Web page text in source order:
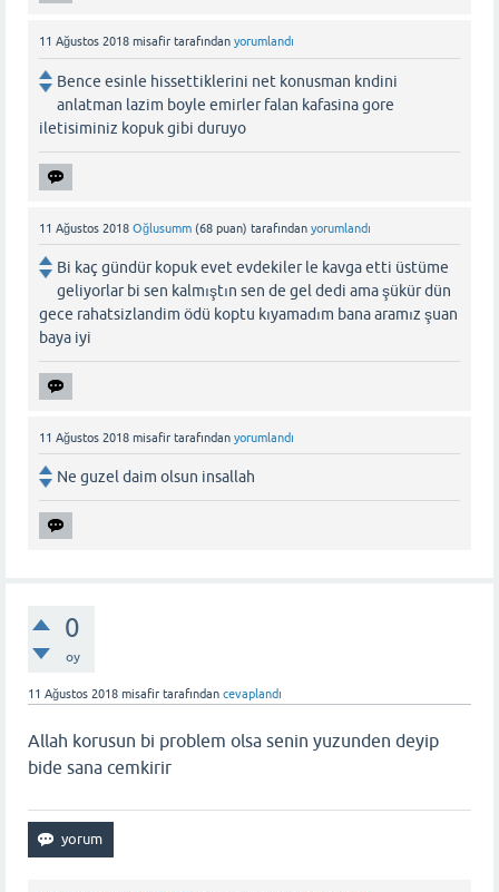
11 Ağustos 2018 misafir tarafından yorumlandı
Bence esinle hissettiklerini net konusman kndini
anlatman lazim boyle emirler falan kafasina gore
iletisiminiz kopuk gibi duruyo
11 Ağustos 2018 Oğlusumm (68 puan) tarafından yorumlandı
Bi kaç gündür kopuk evet evdekiler le kavga etti üstüme
geliyorlar bi sen kalmıştın sen de gel dedi ama şükür dün
gece rahatsizlandim ödü koptu kıyamadım bana aramız şuan
baya iyi
11 Ağustos 2018 misafir tarafından yorumlandı
Ne guzel daim olsun insallah
0
oy
11 Ağustos 2018 misafir tarafından cevaplandı
Allah korusun bi problem olsa senin yuzunden deyip
bide sana cemkirir